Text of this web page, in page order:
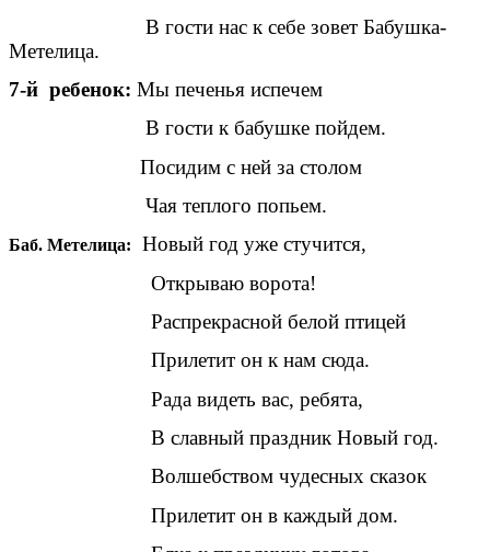
В гости нас к себе зовет Бабушка-
Метелица.
7-й ребенок: Мы печенья испечем
В гости к бабушке пойдем.
Посидим с ней за столом
Чая теплого попьем.
Баб. Метелица:
Новый год уже стучится,
Открываю ворота!
Распрекрасной белой птицей
Прилетит он к нам сюда.
Рада видеть вас, ребята,
В славный праздник Новый год.
Волшебством чудесных сказок
Прилетит он в каждый дом.